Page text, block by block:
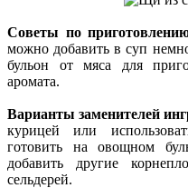
Советы по
можно добавить в суп
бульон от мяса для
аромата.
Варианты заменителей
курицей или
готовить на овощном
добавить другие
сельдерей.